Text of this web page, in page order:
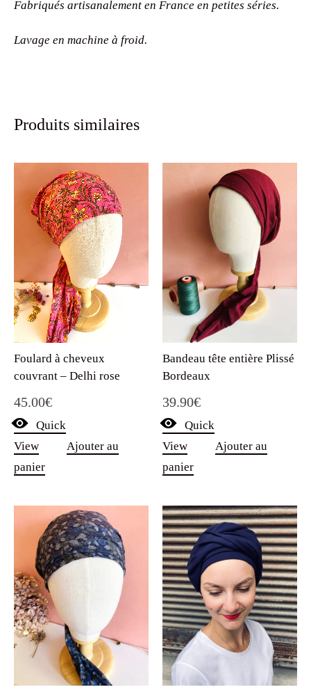
Fabriqués artisanalement en France en petites séries.
Lavage en machine à froid.
Produits similaires
Foulard à cheveux
couvrant – Delhi rose
45.00€
Quick
View
Ajouter au
panier
Bandeau tête entière Plissé
Bordeaux
39.90€
Quick
View
Ajouter au
panier